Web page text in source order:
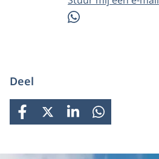
WhatsApp
Deel
FACEBOOK
X LINKEDINWHATSAPP